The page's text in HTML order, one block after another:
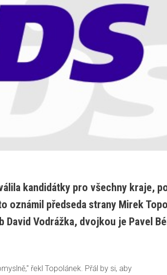
kandidátky pro všechny kraje,
oznámil předseda strany Mirek
Vodrážka, dvojkou je Pavel
řekl Topolánek. Přál by si, aby